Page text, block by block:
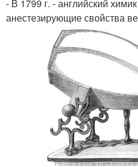
- В 1799 г. - английский
анестезирующие свойства